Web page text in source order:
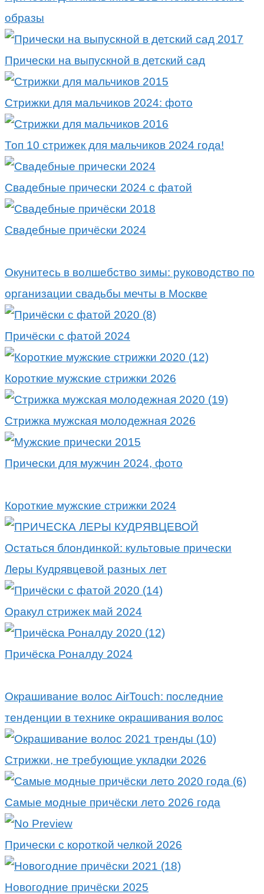
образы
Прически на выпускной в детский сад
Стрижки для мальчиков 2024: фото
Топ 10 стрижек для мальчиков 2024 года!
Свадебные прически 2024 с фатой
Свадебные причёски 2024
Окунитесь в волшебство зимы: руководство по
организации свадьбы мечты в Москве
Причёски с фатой 2024
Короткие мужские стрижки 2026
Стрижка мужская молодежная 2026
Прически для мужчин 2024, фото
Короткие мужские стрижки 2024
Остаться блондинкой: культовые прически
Леры Кудрявцевой разных лет
Оракул стрижек май 2024
Причёска Роналду 2024
Окрашивание волос AirTouch: последние
тенденции в технике окрашивания волос
Стрижки, не требующие укладки 2026
Самые модные причёски лето 2026 года
Прически с короткой челкой 2026
Новогодние причёски 2025